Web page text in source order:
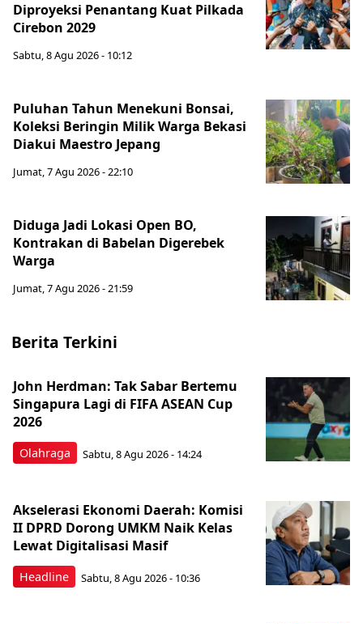
Diproyeksi Penantang Kuat Pilkada
Cirebon 2029
Sabtu, 8 Agu 2026 - 10:12
Puluhan Tahun Menekuni Bonsai,
Koleksi Beringin Milik Warga Bekasi
Diakui Maestro Jepang
Jumat, 7 Agu 2026 - 22:10
Diduga Jadi Lokasi Open BO,
Kontrakan di Babelan Digerebek
Warga
Jumat, 7 Agu 2026 - 21:59
Berita Terkini
Olahraga
John Herdman: Tak Sabar Bertemu
Singapura Lagi di FIFA ASEAN Cup
2026
Sabtu, 8 Agu 2026 - 14:24
Headline
Akselerasi Ekonomi Daerah: Komisi
II DPRD Dorong UMKM Naik Kelas
Lewat Digitalisasi Masif
Sabtu, 8 Agu 2026 - 10:36